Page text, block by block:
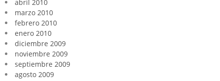
abril 2010
marzo 2010
febrero 2010
enero 2010
diciembre 2009
noviembre 2009
septiembre 2009
agosto 2009